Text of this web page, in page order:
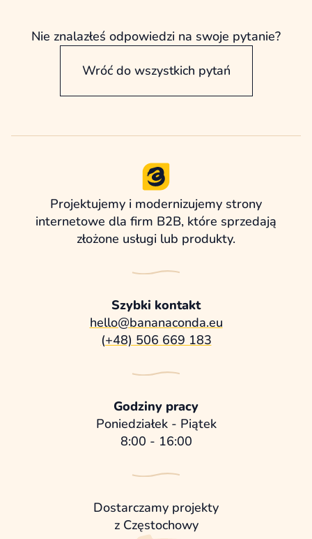
rozwijać wybrane podstrony bez
każdorazowego angażowania programisty.
Nie znalazłeś odpowiedzi na swoje pytanie?
Wróć do wszystkich pytań
Projektujemy i modernizujemy strony
internetowe dla firm B2B, które sprzedają
złożone usługi lub produkty.
Szybki kontakt
hello@bananaconda.eu
(+48) 506 669 183
Godziny pracy
Poniedziałek - Piątek
8:00 - 16:00
Dostarczamy projekty
z Częstochowy